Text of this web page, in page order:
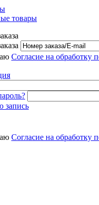
товары
Согласие на обработку
запись
Согласие на обработку